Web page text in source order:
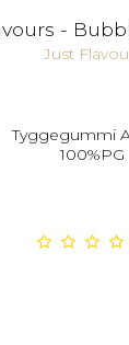
-
Just
Tyggegummi
100%PG